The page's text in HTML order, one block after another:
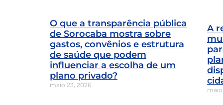
O que a transparência pública
de Sorocaba mostra sobre
gastos, convênios e estrutura
de saúde que podem
influenciar a escolha de um
plano privado?
maio 23, 2026
A
maio